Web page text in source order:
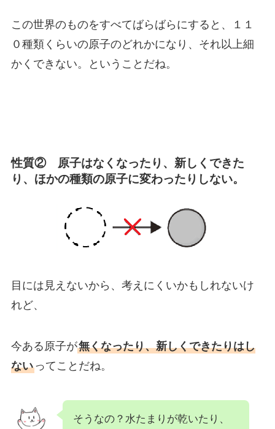
この世界のものをすべてばらばらにすると、１１
０種類くらいの原子のどれかになり、それ以上細
かくできない。ということだね。
性質② 原子はなくなったり、新しくできた
り、ほかの種類の原子に変わったりしない。
目には見えないから、考えにくいかもしれないけ
れど、
今ある原子が無くなったり、新しくできたりはし
ないってことだね。
そうなの？水たまりが乾いたり、